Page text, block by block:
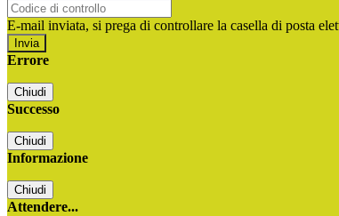
E-mail inviata, si prega di controllare la casella di posta
Errore
Chiudi
Successo
Chiudi
Informazione
Chiudi
Attendere...